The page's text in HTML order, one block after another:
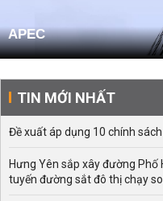
APEC
TIN MỚI NHẤT
Đề xuất áp dụng 10 chính
Hưng Yên sắp xây đường Phố
tuyến đường sắt đô thị chạy